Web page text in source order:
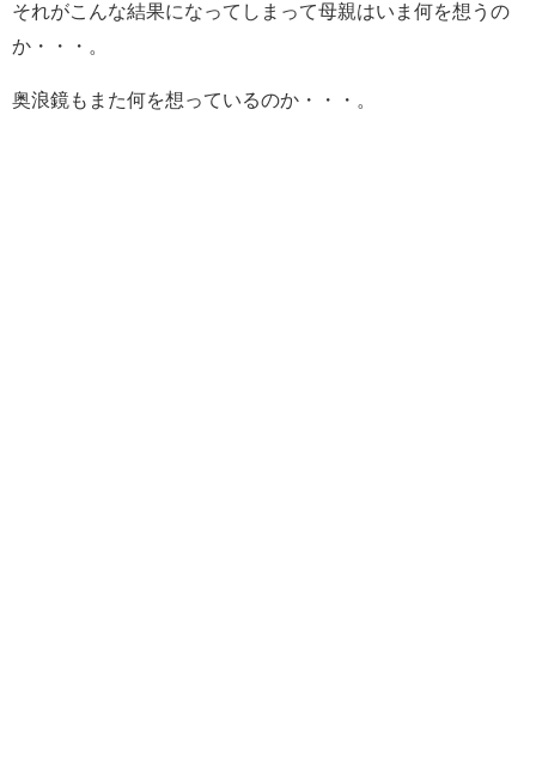
それがこんな結果になってしまって母親はいま何を想うの
か・・・。
奥浪鏡もまた何を想っているのか・・・。